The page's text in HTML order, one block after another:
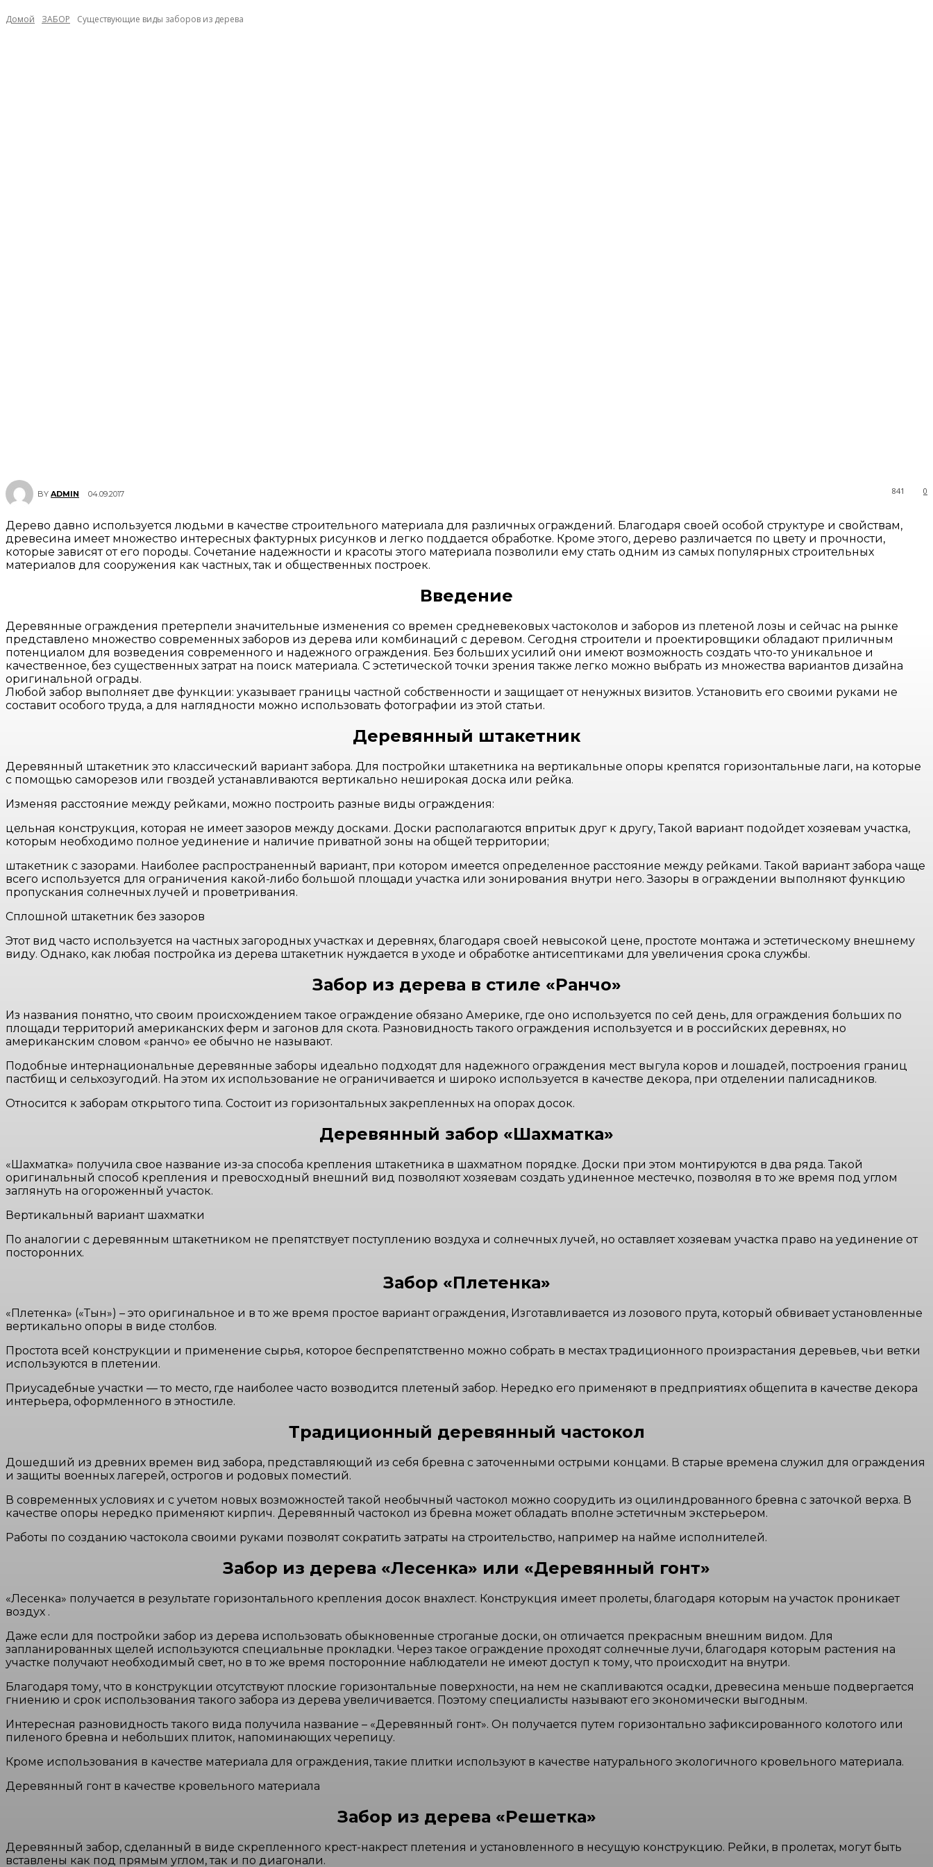
Домой ЗАБОР Существующие виды заборов из дерева
BY ADMIN 04.09.2017 0
841
Дерево давно используется людьми в качестве строительного материала для различных ограждений. Благодаря своей особой структуре и свойствам,
древесина имеет множество интересных фактурных рисунков и легко поддается обработке. Кроме этого, дерево различается по цвету и прочности,
которые зависят от его породы. Сочетание надежности и красоты этого материала позволили ему стать одним из самых популярных строительных
материалов для сооружения как частных, так и общественных построек.
Введение
Деревянные ограждения претерпели значительные изменения со времен средневековых частоколов и заборов из плетеной лозы и сейчас на рынке
представлено множество современных заборов из дерева или комбинаций с деревом. Сегодня строители и проектировщики обладают приличным
потенциалом для возведения современного и надежного ограждения. Без больших усилий они имеют возможность создать что-то уникальное и
качественное, без существенных затрат на поиск материала. С эстетической точки зрения также легко можно выбрать из множества вариантов дизайна
оригинальной ограды.
Любой забор выполняет две функции: указывает границы частной собственности и защищает от ненужных визитов. Установить его своими руками не
составит особого труда, а для наглядности можно использовать фотографии из этой статьи.
Деревянный штакетник
Деревянный штакетник это классический вариант забора. Для постройки штакетника на вертикальные опоры крепятся горизонтальные лаги, на которые
с помощью саморезов или гвоздей устанавливаются вертикально неширокая доска или рейка.
Изменяя расстояние между рейками, можно построить разные виды ограждения:
цельная конструкция, которая не имеет зазоров между досками. Доски располагаются впритык друг к другу, Такой вариант подойдет хозяевам участка,
которым необходимо полное уединение и наличие приватной зоны на общей территории;
штакетник с зазорами. Наиболее распространенный вариант, при котором имеется определенное расстояние между рейками. Такой вариант забора чаще
всего используется для ограничения какой-либо большой площади участка или зонирования внутри него. Зазоры в ограждении выполняют функцию
пропускания солнечных лучей и проветривания.
Сплошной штакетник без зазоров
Этот вид часто используется на частных загородных участках и деревнях, благодаря своей невысокой цене, простоте монтажа и эстетическому внешнему
виду. Однако, как любая постройка из дерева штакетник нуждается в уходе и обработке антисептиками для увеличения срока службы.
Забор из дерева в стиле «Ранчо»
Из названия понятно, что своим происхождением такое ограждение обязано Америке, где оно используется по сей день, для ограждения больших по
площади территорий американских ферм и загонов для скота. Разновидность такого ограждения используется и в российских деревнях, но
американским словом «ранчо» ее обычно не называют.
Подобные интернациональные деревянные заборы идеально подходят для надежного ограждения мест выгула коров и лошадей, построения границ
пастбищ и сельхозугодий. На этом их использование не ограничивается и широко используется в качестве декора, при отделении палисадников.
Относится к заборам открытого типа. Состоит из горизонтальных закрепленных на опорах досок.
Деревянный забор «Шахматка»
«Шахматка» получила свое название из-за способа крепления штакетника в шахматном порядке. Доски при этом монтируются в два ряда. Такой
оригинальный способ крепления и превосходный внешний вид позволяют хозяевам создать удиненное местечко, позволяя в то же время под углом
заглянуть на огороженный участок.
Вертикальный вариант шахматки
По аналогии с деревянным штакетником не препятствует поступлению воздуха и солнечных лучей, но оставляет хозяевам участка право на уединение от
посторонних.
Забор «Плетенка»
«Плетенка» («Тын») – это оригинальное и в то же время простое вариант ограждения, Изготавливается из лозового прута, который обвивает установленные
вертикально опоры в виде столбов.
Простота всей конструкции и применение сырья, которое беспрепятственно можно собрать в местах традиционного произрастания деревьев, чьи ветки
используются в плетении.
Приусадебные участки — то место, где наиболее часто возводится плетеный забор. Нередко его применяют в предприятиях общепита в качестве декора
интерьера, оформленного в этностиле.
Традиционный деревянный частокол
Дошедший из древних времен вид забора, представляющий из себя бревна с заточенными острыми концами. В старые времена служил для ограждения
и защиты военных лагерей, острогов и родовых поместий.
В современных условиях и с учетом новых возможностей такой необычный частокол можно соорудить из оцилиндрованного бревна с заточкой верха. В
качестве опоры нередко применяют кирпич. Деревянный частокол из бревна может обладать вполне эстетичным экстерьером.
Работы по созданию частокола своими руками позволят сократить затраты на строительство, например на найме исполнителей.
Забор из дерева «Лесенка» или «Деревянный гонт»
«Лесенка» получается в результате горизонтального крепления досок внахлест. Конструкция имеет пролеты, благодаря которым на участок проникает
воздух .
Даже если для постройки забор из дерева использовать обыкновенные строганые доски, он отличается прекрасным внешним видом. Для
запланированных щелей используются специальные прокладки. Через такое ограждение проходят солнечные лучи, благодаря которым растения на
участке получают необходимый свет, но в то же время посторонние наблюдатели не имеют доступ к тому, что происходит на внутри.
Благодаря тому, что в конструкции отсутствуют плоские горизонтальные поверхности, на нем не скапливаются осадки, древесина меньше подвергается
гниению и срок использования такого забора из дерева увеличивается. Поэтому специалисты называют его экономически выгодным.
Интересная разновидность такого вида получила название – «Деревянный гонт». Он получается путем горизонтально зафиксированного колотого или
пиленого бревна и небольших плиток, напоминающих черепицу.
Кроме использования в качестве материала для ограждения, такие плитки используют в качестве натурального экологичного кровельного материала.
Деревянный гонт в качестве кровельного материала
Забор из дерева «Решетка»
Деревянный забор, сделанный в виде скрепленного крест-накрест плетения и установленного в несущую конструкцию. Рейки, в пролетах, могут быть
вставлены как под прямым углом, так и по диагонали.